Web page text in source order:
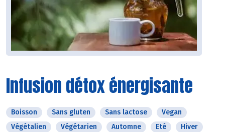
Infusion détox énergisante
Boisson Sans gluten Sans lactose
Vegan
Végétalien
Végétarien Automne Eté
Hiver